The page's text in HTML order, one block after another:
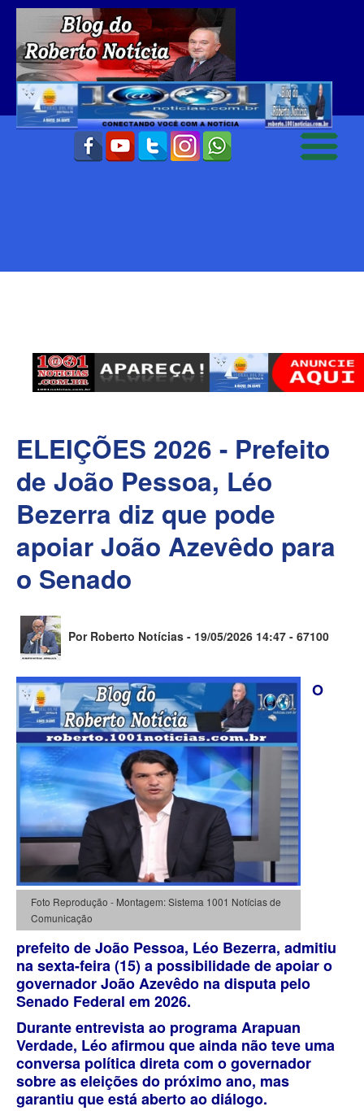
ELEIÇÕES 2026 - Prefeito
de João Pessoa, Léo
Bezerra diz que pode
apoiar João Azevêdo para
o Senado
Por Roberto Notícias - 19/05/2026 14:47 - 67100
Foto Reprodução - Montagem: Sistema 1001 Notícias de
Comunicação
O
prefeito de João Pessoa, Léo Bezerra, admitiu
na sexta-feira (15) a possibilidade de apoiar o
governador João Azevêdo na disputa pelo
Senado Federal em 2026.
Durante entrevista ao programa Arapuan
Verdade, Léo afirmou que ainda não teve uma
conversa política direta com o governador
sobre as eleições do próximo ano, mas
garantiu que está aberto ao diálogo.